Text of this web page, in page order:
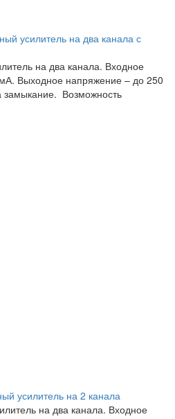
усилитель на два канала с
на два канала. Входное
Выходное напряжение – до 250
замыкание. Возможность
усилитель на 2 канала
на два канала. Входное